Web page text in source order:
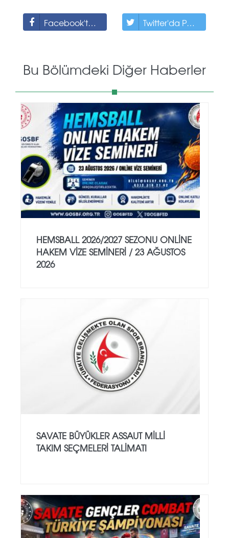
Facebook'ta Paylaş Twitter'da Paylaş
Bu Bölümdeki Diğer Haberler
HEMSBALL 2026/2027 SEZONU ONLİNE
HAKEM VİZE SEMİNERİ / 23 AĞUSTOS
2026
SAVATE BÜYÜKLER ASSAUT MİLLİ
TAKIM SEÇMELERİ TALİMATI